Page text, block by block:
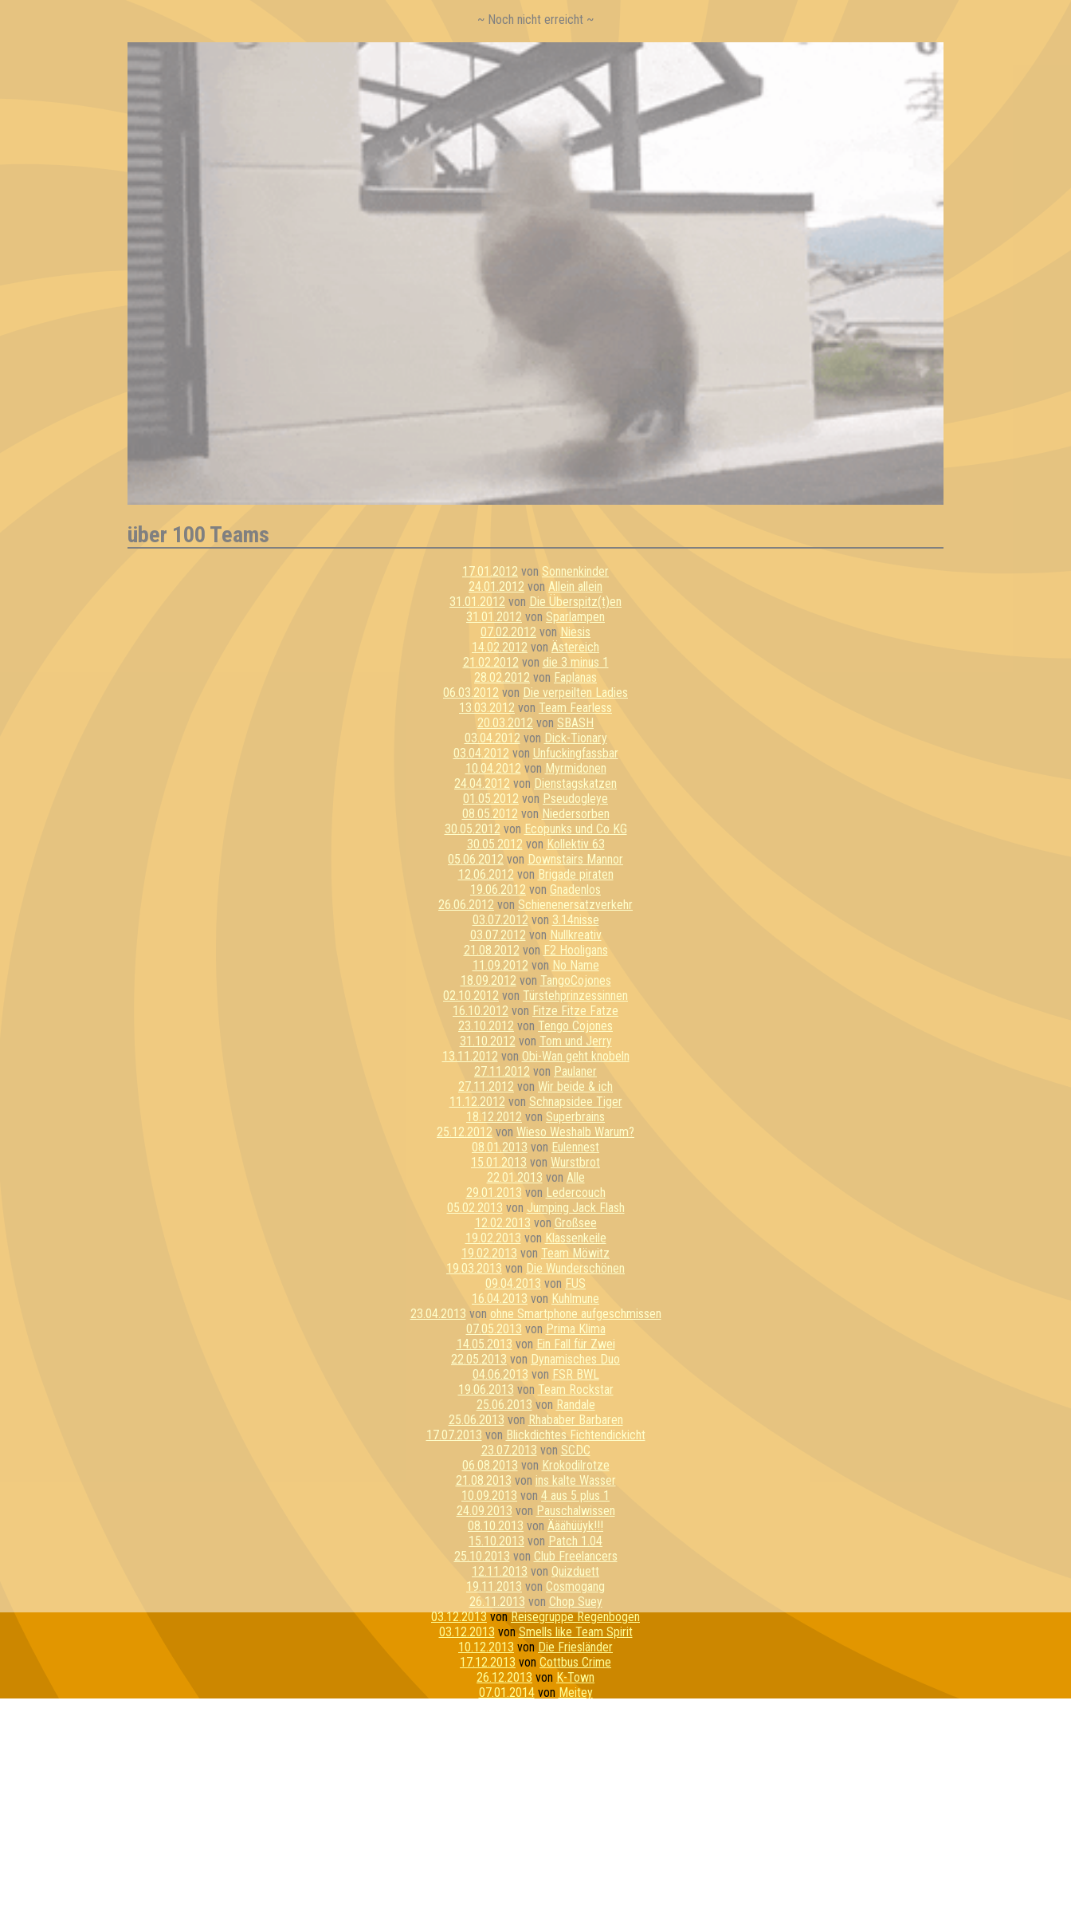
~ Noch nicht erreicht ~
über 100 Teams
17.01.2012 von Sonnenkinder
24.01.2012 von Allein allein
31.01.2012 von Die Überspitz(t)en
31.01.2012 von Sparlampen
07.02.2012 von Niesis
14.02.2012 von Ästereich
21.02.2012 von die 3 minus 1
28.02.2012 von Faplanas
06.03.2012 von Die verpeilten Ladies
13.03.2012 von Team Fearless
20.03.2012 von SBASH
03.04.2012 von Dick-Tionary
03.04.2012 von Unfuckingfassbar
10.04.2012 von Myrmidonen
24.04.2012 von Dienstagskatzen
01.05.2012 von Pseudogleye
08.05.2012 von Niedersorben
30.05.2012 von Ecopunks und Co KG
30.05.2012 von Kollektiv 63
05.06.2012 von Downstairs Mannor
12.06.2012 von Brigade piraten
19.06.2012 von Gnadenlos
26.06.2012 von Schienenersatzverkehr
03.07.2012 von 3.14nisse
03.07.2012 von Nullkreativ
21.08.2012 von F2 Hooligans
11.09.2012 von No Name
18.09.2012 von TangoCojones
02.10.2012 von Türstehprinzessinnen
16.10.2012 von Fitze Fitze Fatze
23.10.2012 von Tengo Cojones
31.10.2012 von Tom und Jerry
13.11.2012 von Obi-Wan geht knobeln
27.11.2012 von Paulaner
27.11.2012 von Wir beide & ich
11.12.2012 von Schnapsidee Tiger
18.12.2012 von Superbrains
25.12.2012 von Wieso Weshalb Warum?
08.01.2013 von Eulennest
15.01.2013 von Wurstbrot
22.01.2013 von Alle
29.01.2013 von Ledercouch
05.02.2013 von Jumping Jack Flash
12.02.2013 von Großsee
19.02.2013 von Klassenkeile
19.02.2013 von Team Möwitz
19.03.2013 von Die Wunderschönen
09.04.2013 von FUS
16.04.2013 von Kuhlmune
23.04.2013 von ohne Smartphone aufgeschmissen
07.05.2013 von Prima Klima
14.05.2013 von Ein Fall für Zwei
22.05.2013 von Dynamisches Duo
04.06.2013 von FSR BWL
19.06.2013 von Team Rockstar
25.06.2013 von Randale
25.06.2013 von Rhababer Barbaren
17.07.2013 von Blickdichtes Fichtendickicht
23.07.2013 von SCDC
06.08.2013 von Krokodilrotze
21.08.2013 von ins kalte Wasser
10.09.2013 von 4 aus 5 plus 1
24.09.2013 von Pauschalwissen
08.10.2013 von Ääähüüyk!!!
15.10.2013 von Patch 1.04
25.10.2013 von Club Freelancers
12.11.2013 von Quizduett
19.11.2013 von Cosmogang
26.11.2013 von Chop Suey
03.12.2013vonReisegruppe Regenbogen
03.12.2013 von Smells like Team Spirit
10.12.2013 von Die Friesländer
17.12.2013 von Cottbus Crime
26.12.2013 von K-Town
07.01.2014von Meitey